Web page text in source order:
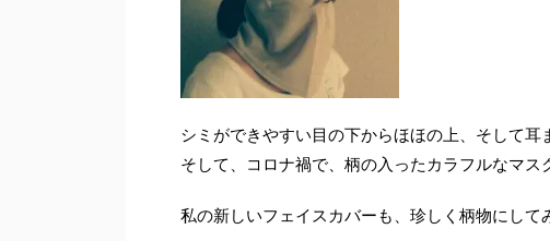
シミができやすい目の下からほほの上、そして耳
そして、コロナ禍で、柄の入ったカラフルなマス
私の新しいフェイスカバーも、珍しく柄物にして